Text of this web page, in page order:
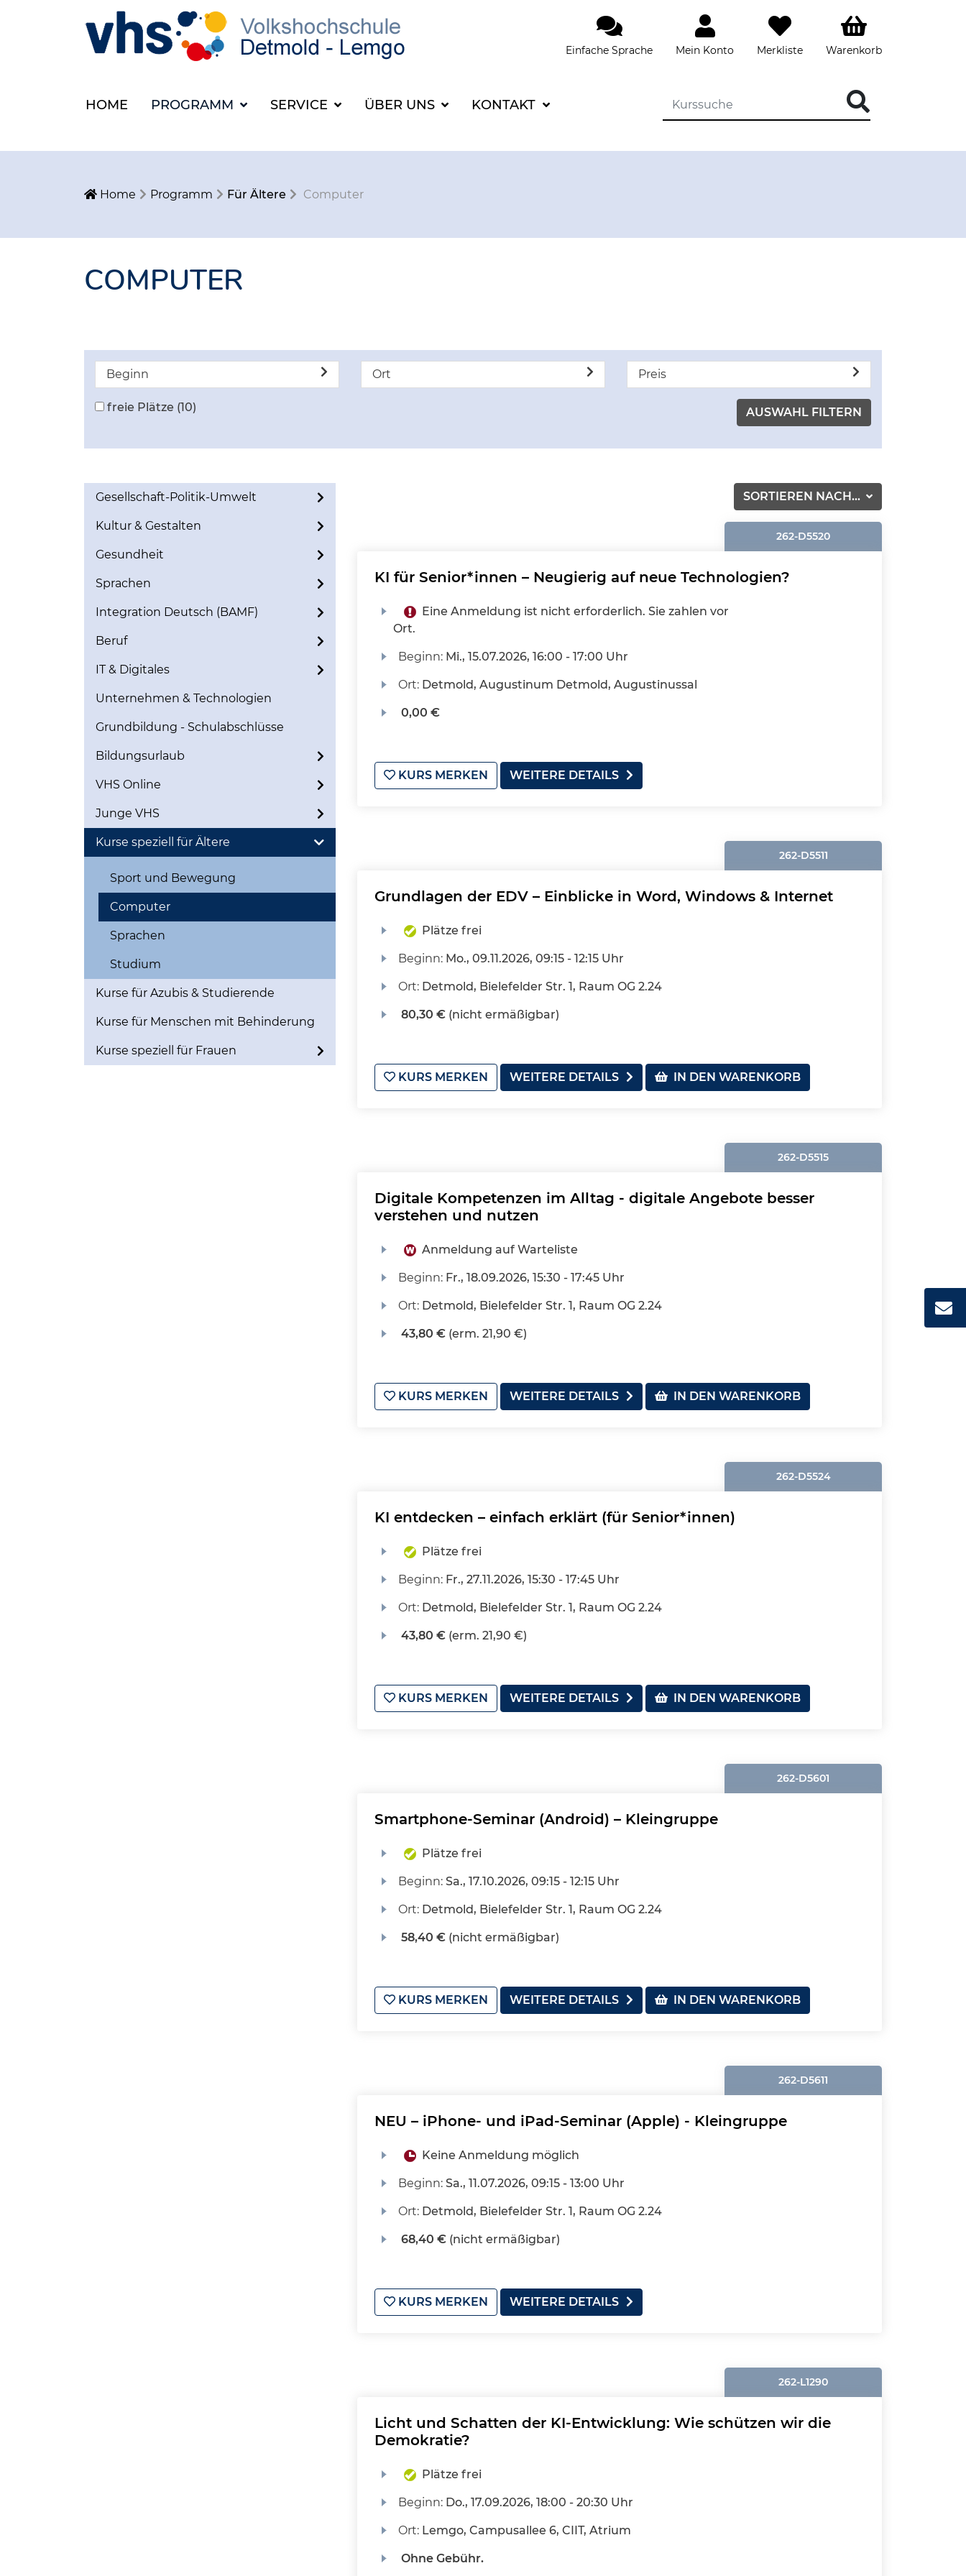
Einfache Sprache Mein Konto Merkliste Warenkorb
HOME PROGRAMM SERVICE ÜBER UNS KONTAKT
Home Programm Für Ältere Computer
COMPUTER
Beginn Ort Preis
freie Plätze (10)
Gesellschaft-Politik-Umwelt
Kultur & Gestalten
Gesundheit
Sprachen
Integration Deutsch (BAMF)
Beruf
IT & Digitales
Unternehmen & Technologien
Grundbildung - Schulabschlüsse
Bildungsurlaub
VHS Online
Junge VHS
Kurse speziell für Ältere
Sport und Bewegung
Computer
Sprachen
Studium
Kurse für Azubis & Studierende
Kurse für Menschen mit Behinderung
Kurse speziell für Frauen
SORTIEREN NACH...
262-D5520
KI für Senior*innen – Neugierig auf neue Technologien?
Eine Anmeldung ist nicht erforderlich. Sie zahlen vor
Ort.
Beginn: Mi., 15.07.2026, 16:00 - 17:00 Uhr
Ort: Detmold, Augustinum Detmold, Augustinussal
0,00 €
KURS MERKEN WEITERE DETAILS
262-D5511
Grundlagen der EDV – Einblicke in Word, Windows & Internet
Plätze frei
Beginn: Mo., 09.11.2026, 09:15 - 12:15 Uhr
Ort: Detmold, Bielefelder Str. 1, Raum OG 2.24
80,30 €(nicht ermäßigbar)
KURS MERKEN WEITERE DETAILS IN DEN WARENKORB
262-D5515
Digitale Kompetenzen im Alltag - digitale Angebote besser
verstehen und nutzen
Anmeldung auf Warteliste
Beginn: Fr., 18.09.2026, 15:30 - 17:45 Uhr
Ort: Detmold, Bielefelder Str. 1, Raum OG 2.24
43,80 €(erm. 21,90 €)
KURS MERKEN WEITERE DETAILS IN DEN WARENKORB
262-D5524
KI entdecken – einfach erklärt (für Senior*innen)
Plätze frei
Beginn: Fr., 27.11.2026, 15:30 - 17:45 Uhr
Ort: Detmold, Bielefelder Str. 1, Raum OG 2.24
43,80 €(erm. 21,90 €)
KURS MERKEN WEITERE DETAILS IN DEN WARENKORB
262-D5601
Smartphone-Seminar (Android) – Kleingruppe
Plätze frei
Beginn: Sa., 17.10.2026, 09:15 - 12:15 Uhr
Ort: Detmold, Bielefelder Str. 1, Raum OG 2.24
58,40 €(nicht ermäßigbar)
KURS MERKEN WEITERE DETAILS IN DEN WARENKORB
262-D5611
NEU – iPhone- und iPad-Seminar (Apple) - Kleingruppe
Keine Anmeldung möglich
Beginn: Sa., 11.07.2026, 09:15 - 13:00 Uhr
Ort: Detmold, Bielefelder Str. 1, Raum OG 2.24
68,40 €(nicht ermäßigbar)
KURS MERKEN WEITERE DETAILS
262-L1290
Licht und Schatten der KI-Entwicklung: Wie schützen wir die
Demokratie?
Plätze frei
Beginn: Do., 17.09.2026, 18:00 - 20:30 Uhr
Ort: Lemgo, Campusallee 6, CIIT, Atrium
Ohne Gebühr.